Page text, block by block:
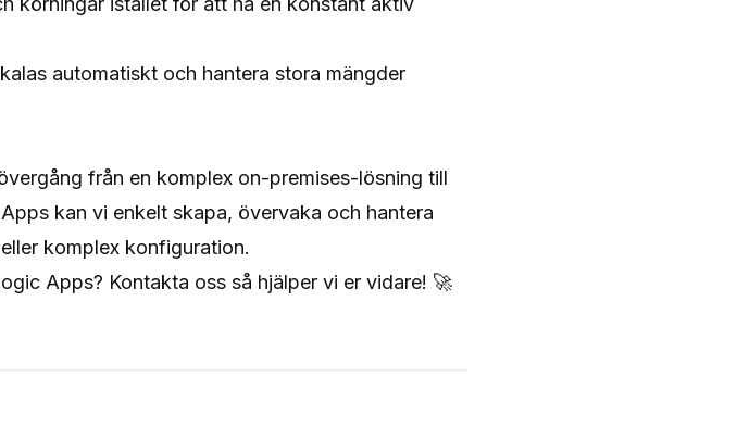
automatiskt och hantera stora mängder
från en komplex on-premises-lösning till
kan vi enkelt skapa, övervaka och hantera
komplex konfiguration.
Apps? Kontakta oss så hjälper vi er vidare! 🚀